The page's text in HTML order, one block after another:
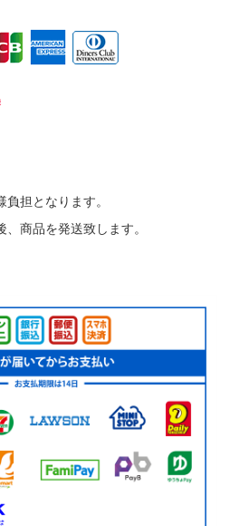
担となります。
商品を発送致します。